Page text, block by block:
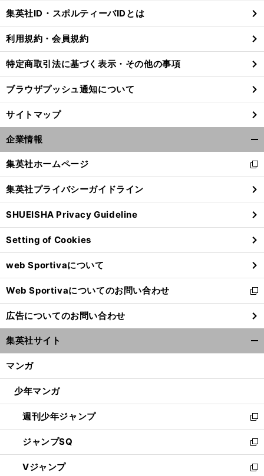
る
集英社ID・スポルティーバIDとは
利用規約・会員規約
特定商取引法に基づく表示・その他の事項
ブラウザプッシュ通知について
サイトマップ
企業情報
閉
る
集英社ホームページ
新
し
い
ウ
ィ
ン
ド
ウ
で
開
く
集英社プライバシーガイドライン
SHUEISHA Privacy Guideline
Setting of Cookies
web Sportivaについて
Web Sportivaについてのお問い合わせ
新
し
い
ウ
ィ
ン
ウ
開
く
広告についてのお問い合わせ
集英社サイト
マンガ
少年マンガ
週刊少年ジャンプ
新
し
い
ウ
ィ
ジャンプSQ
新
し
い
Vジャンプ
新